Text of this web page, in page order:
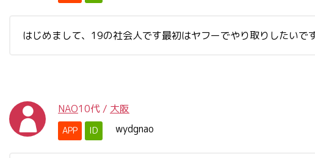
はじめまして、19の社会人です最初はヤフーでやり取りしたい
NAO10代 / 大阪
APP ID wydgnao